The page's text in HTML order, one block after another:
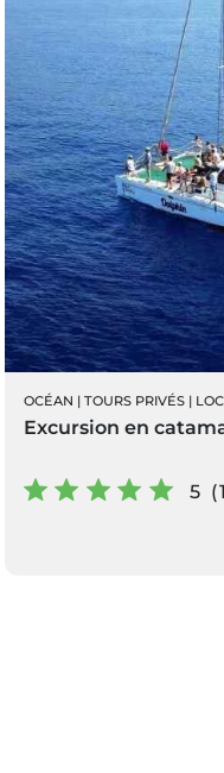
LOCATION DE CATAMARAN PRIVÉ
OCÉAN | TOURS PRIVÉS |
Excursion en
5